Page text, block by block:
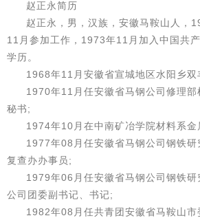
赵正永简历
赵正永，男，汉族，安徽马鞍山人，
11月参加工作，1973年11月加入中国共
学历。
1968年11月安徽省宣城地区水阳乡双
1970年11月任安徽省马钢公司修理
秘书;
1974年10月在中南矿冶学院材料系金
1977年08月任安徽省马钢公司钢铁研
复查办办事员;
1979年06月任安徽省马钢公司钢铁研
公司团委副书记、书记;
1982年08月任共青团安徽省马鞍山市